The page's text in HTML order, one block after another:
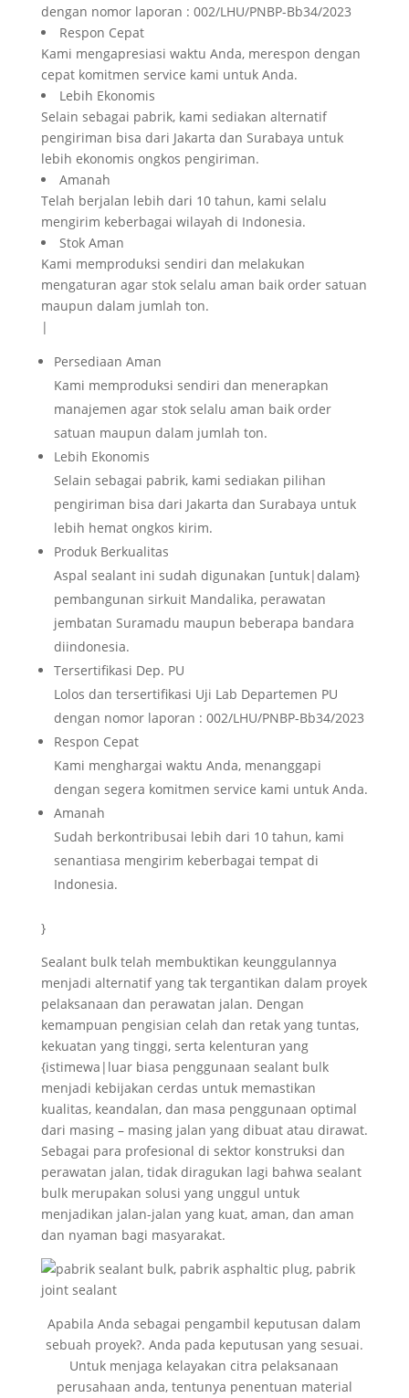
dengan nomor laporan : 002/LHU/PNBP-Bb34/2023
Respon Cepat
Kami mengapresiasi waktu Anda, merespon dengan
cepat komitmen service kami untuk Anda.
Lebih Ekonomis
Selain sebagai pabrik, kami sediakan alternatif
pengiriman bisa dari Jakarta dan Surabaya untuk
lebih ekonomis ongkos pengiriman.
Amanah
Telah berjalan lebih dari 10 tahun, kami selalu
mengirim keberbagai wilayah di Indonesia.
Stok Aman
Kami memproduksi sendiri dan melakukan
mengaturan agar stok selalu aman baik order satuan
maupun dalam jumlah ton.
|
Persediaan Aman
Kami memproduksi sendiri dan menerapkan
manajemen agar stok selalu aman baik order
satuan maupun dalam jumlah ton.
Lebih Ekonomis
Selain sebagai pabrik, kami sediakan pilihan
pengiriman bisa dari Jakarta dan Surabaya untuk
lebih hemat ongkos kirim.
Produk Berkualitas
Aspal sealant ini sudah digunakan [untuk|dalam}
pembangunan sirkuit Mandalika, perawatan
jembatan Suramadu maupun beberapa bandara
diindonesia.
Tersertifikasi Dep. PU
Lolos dan tersertifikasi Uji Lab Departemen PU
dengan nomor laporan : 002/LHU/PNBP-Bb34/2023
Respon Cepat
Kami menghargai waktu Anda, menanggapi
dengan segera komitmen service kami untuk Anda.
Amanah
Sudah berkontribusai lebih dari 10 tahun, kami
senantiasa mengirim keberbagai tempat di
Indonesia.
}
Sealant bulk telah membuktikan keunggulannya
menjadi alternatif yang tak tergantikan dalam proyek
pelaksanaan dan perawatan jalan. Dengan
kemampuan pengisian celah dan retak yang tuntas,
kekuatan yang tinggi, serta kelenturan yang
{istimewa|luar biasa penggunaan sealant bulk
menjadi kebijakan cerdas untuk memastikan
kualitas, keandalan, dan masa penggunaan optimal
dari masing – masing jalan yang dibuat atau dirawat.
Sebagai para profesional di sektor konstruksi dan
perawatan jalan, tidak diragukan lagi bahwa sealant
bulk merupakan solusi yang unggul untuk
menjadikan jalan-jalan yang kuat, aman, dan aman
dan nyaman bagi masyarakat.
Apabila Anda sebagai pengambil keputusan dalam
sebuah proyek?. Anda pada keputusan yang sesuai.
Untuk menjaga kelayakan citra pelaksanaan
perusahaan anda, tentunya penentuan material